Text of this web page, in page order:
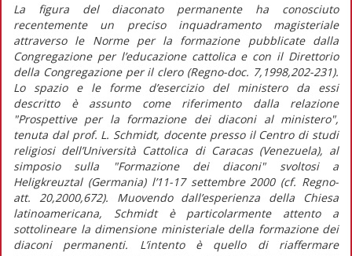
La figura del diaconato permanente ha conosciuto
recentemente un preciso inquadramento magisteriale
attraverso le Norme per la formazione pubblicate dalla
Congregazione per l’educazione cattolica e con il Direttorio
della Congregazione per il clero (Regno-doc. 7,1998,202-231).
Lo spazio e le forme d’esercizio del ministero da essi
descritto è assunto come riferimento dalla relazione
"Prospettive per la formazione dei diaconi al ministero",
tenuta dal prof. L. Schmidt, docente presso il Centro di studi
religiosi dell’Università Cattolica di Caracas (Venezuela), al
simposio sulla "Formazione dei diaconi" svoltosi a
Heligkreuztal (Germania) l’11-17 settembre 2000 (cf. Regno-
att. 20,2000,672). Muovendo dall’esperienza della Chiesa
latinoamericana, Schmidt è particolarmente attento a
sottolineare la dimensione ministeriale della formazione dei
diaconi permanenti. L’intento è quello di riaffermare